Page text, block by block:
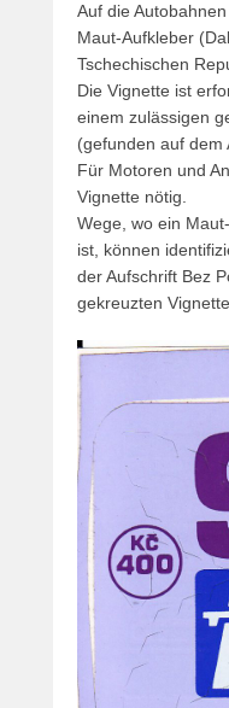
1
5
d
o
o
r
P
a
t
r
i
c
k
d
e
Auf die
Maut-Aufkleber
Tschechischen
Die Vignette ist
einem zulässigen
(gefunden auf dem
Für Motoren und
Vignette nötig.
Wege, wo ein
ist, können
der Aufschrift Bez
gekreuzten